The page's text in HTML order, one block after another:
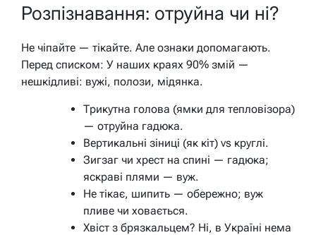
Розпізнавання: отруйна чи ні?
Не чіпайте — тікайте. Але ознаки допомагають.
Перед списком: У наших краях 90% змій —
нешкідливі: вужі, полози, мідянка.
Трикутна голова (ямки для тепловізора)
— отруйна гадюка.
Вертикальні зіниці (як кіт) vs круглі.
Зигзаг чи хрест на спині — гадюка;
яскраві плями — вуж.
Не тікає, шипить — обережно; вуж
пливе чи ховається.
Хвіст з брязкальцем? Ні, в Україні нема